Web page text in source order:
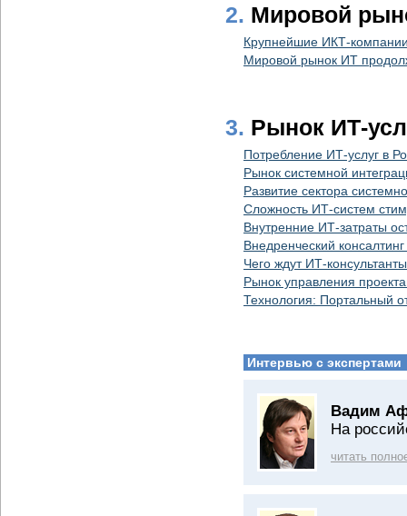
2. Мировой
Крупнейшие ИКТ-
Мировой рынок ИТ
3. Рынок ИТ-
Потребление ИТ-услуг в
Рынок системной
Развитие сектора
Сложность ИТ-систем
Внутренние ИТ-затраты
Внедренческий
Чего ждут ИТ-
Рынок управления
Технология: Портальный
Интервью с экспертами
Вадим
На
читать